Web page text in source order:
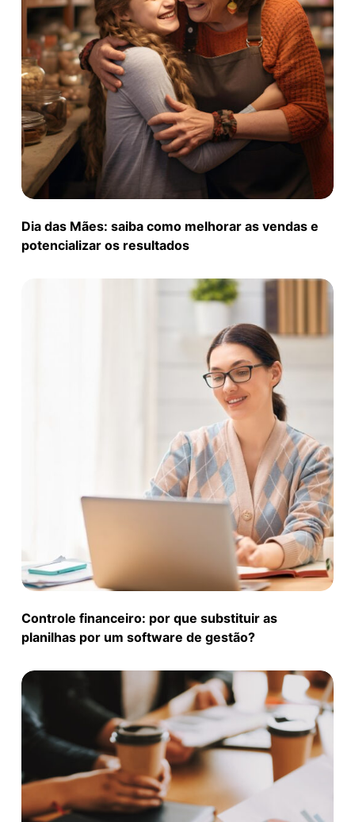
Dia das Mães: saiba como melhorar as vendas e
potencializar os resultados
Controle financeiro: por que substituir as
planilhas por um software de gestão?